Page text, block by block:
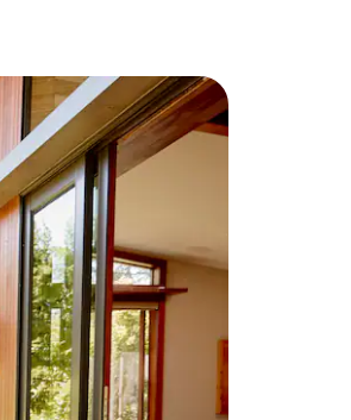
óf door te tikken of swipen.